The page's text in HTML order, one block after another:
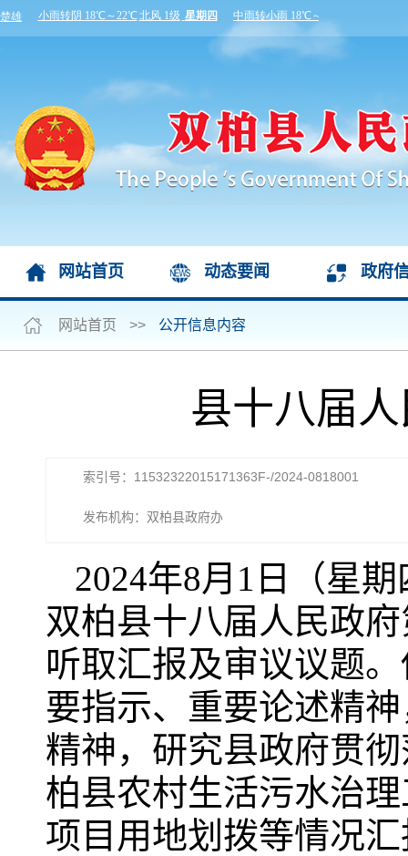
网站首页 动态要闻 政府
网站首页 >> 公开信息内容
县十八届
索引号：11532322015171363F-/2024-0818001
发布机构：双柏县政府办
2024年8月1日（星
双柏县十八届人民政
听取汇报及审议议题
要指示、重要论述精
精神，研究县政府贯
柏县农村生活污水治
项目用地划拨等情况